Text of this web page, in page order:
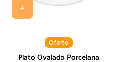
Oferta
Plato Ovalado Porcelana